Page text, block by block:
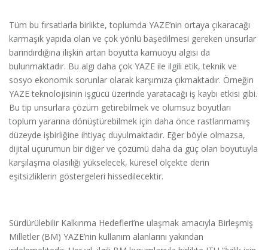
Tüm bu fırsatlarla birlikte, toplumda YAZE’nin ortaya çıkaracağı
karmaşık yapıda olan ve çok yönlü başedilmesi gereken unsurlar
barındırdığına ilişkin artan boyutta kamuoyu algısı da
bulunmaktadır. Bu algı daha çok YAZE ile ilgili etik, teknik ve
sosyo ekonomik sorunlar olarak karşımıza çıkmaktadır. Örneğin
YAZE teknolojisinin işgücü üzerinde yaratacağı iş kaybı etkisi gibi.
Bu tip unsurlara çözüm getirebilmek ve olumsuz boyutları
toplum yararına dönüştürebilmek için daha önce rastlanmamış
düzeyde işbirliğine ihtiyaç duyulmaktadır. Eğer böyle olmazsa,
dijital uçurumun bir diğer ve çözümü daha da güç olan boyutuyla
karşılaşma olasılığı yükselecek, küresel ölçekte derin
eşitsizliklerin göstergeleri hissedilecektir.
Sürdürülebilir Kalkınma Hedefleri’ne ulaşmak amacıyla Birleşmiş
Milletler (BM) YAZE’nin kullanım alanlarını yakından